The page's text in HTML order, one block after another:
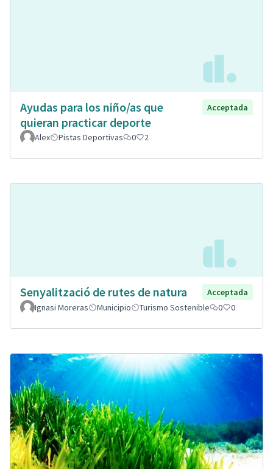
Ayudas para los niño/as que
quieran practicar deporte
Acceptada
Alex Pistas Deportivas 0 2
Senyalització de rutes de natura
Acceptada
Ignasi Moreras
Municipio Turismo Sostenible 0 0